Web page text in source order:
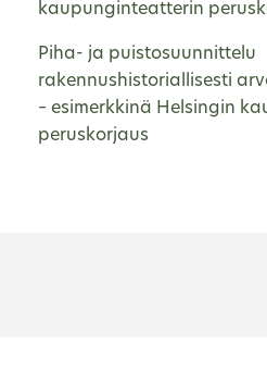
kaupunginteatterin
Piha- ja puistosuunnittelu
rakennushistoriallisesti
– esimerkkinä Helsingin
peruskorjaus